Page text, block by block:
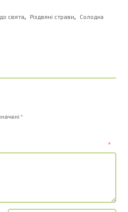
свята, Різдвяні страви,
Солодка
*
*